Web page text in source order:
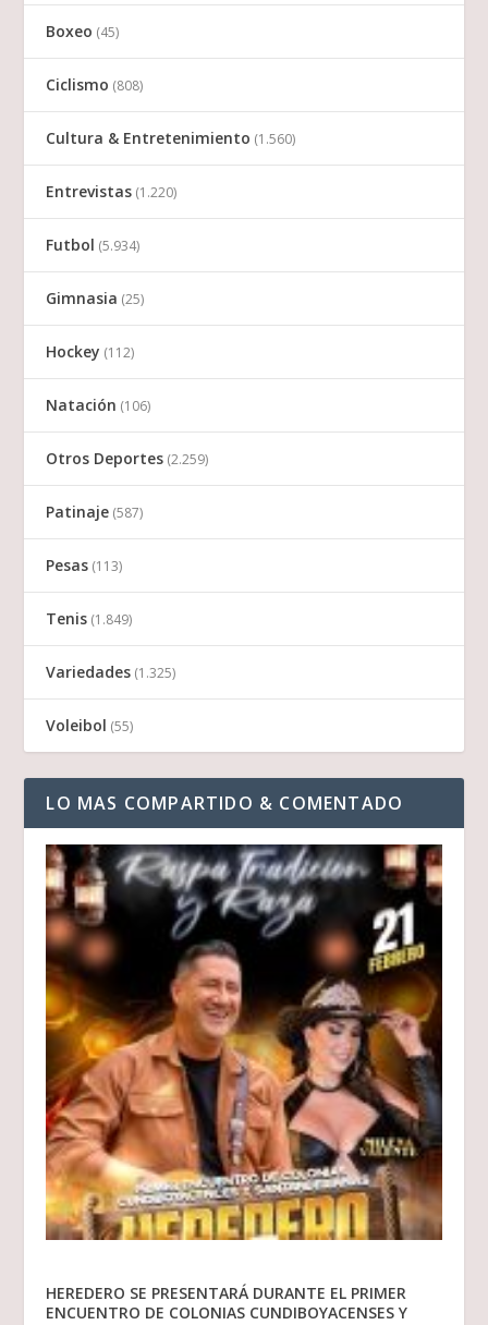
Boxeo (45)
Ciclismo (808)
Cultura & Entretenimiento (1.560)
Entrevistas (1.220)
Futbol (5.934)
Gimnasia (25)
Hockey (112)
Natación (106)
Otros Deportes (2.259)
Patinaje (587)
Pesas (113)
Tenis (1.849)
Variedades (1.325)
Voleibol (55)
LO MAS COMPARTIDO & COMENTADO
HEREDERO SE PRESENTARÁ DURANTE EL PRIMER
ENCUENTRO DE COLONIAS CUNDIBOYACENSES Y